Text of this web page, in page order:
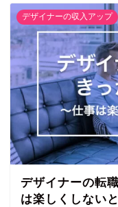
デザイナーの収入アップ
デザイナーの転
は楽しくしない